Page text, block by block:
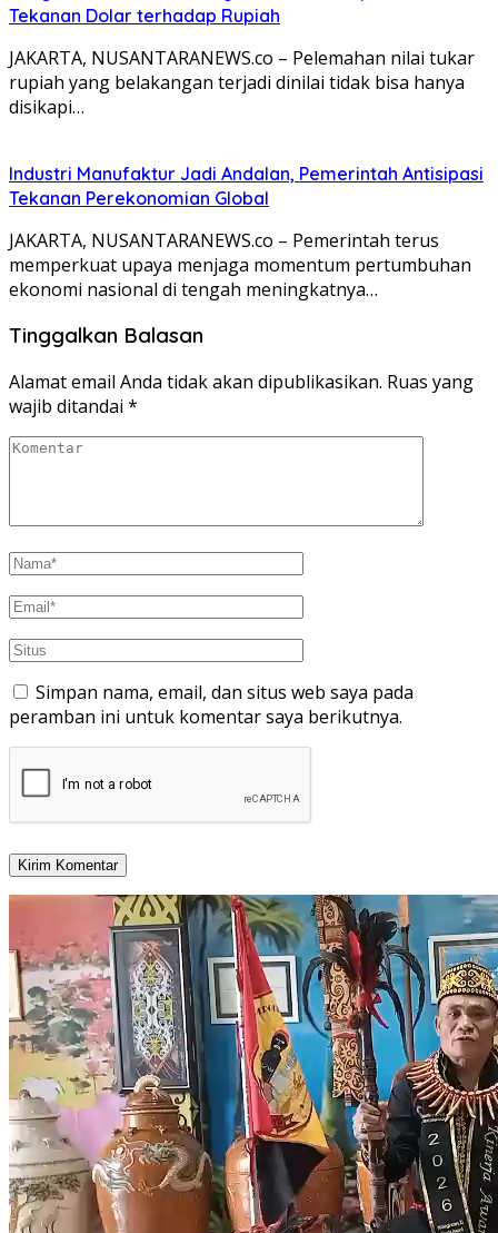
Tekanan Dolar terhadap Rupiah
JAKARTA, NUSANTARANEWS.co – Pelemahan nilai tukar
rupiah yang belakangan terjadi dinilai tidak bisa hanya
disikapi…
Industri Manufaktur Jadi Andalan, Pemerintah Antisipasi
Tekanan Perekonomian Global
JAKARTA, NUSANTARANEWS.co – Pemerintah terus
memperkuat upaya menjaga momentum pertumbuhan
ekonomi nasional di tengah meningkatnya…
Tinggalkan Balasan
Alamat email Anda tidak akan dipublikasikan. Ruas yang
wajib ditandai *
Simpan nama, email, dan situs web saya pada
peramban ini untuk komentar saya berikutnya.